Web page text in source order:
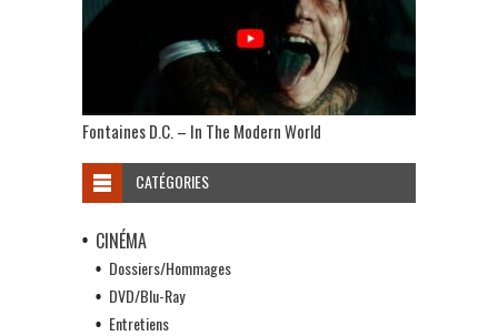
Fontaines D.C. – In The Modern World
CATÉGORIES
CINÉMA
Dossiers/Hommages
DVD/Blu-Ray
Entretiens